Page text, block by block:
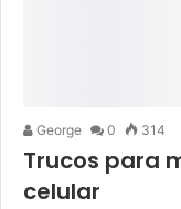
George 0 314
Trucos para
celular